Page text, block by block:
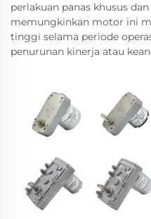
perlakuan panas khusus
memungkinkan motor ini
tinggi selama periode
penurunan kinerja atau